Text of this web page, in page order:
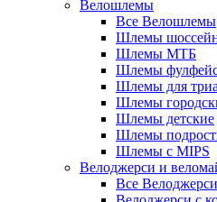
Велошлемы
Все Велошлемы
Шлемы
Шлемы МТБ
Шлемы
Шлемы для
Шлемы
Шлемы детские
Шлемы
Шлемы с MIPS
Велоджерси и
Все